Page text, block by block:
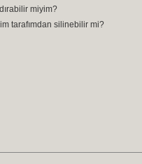
miyim?
tarafımdan silinebilir mi?